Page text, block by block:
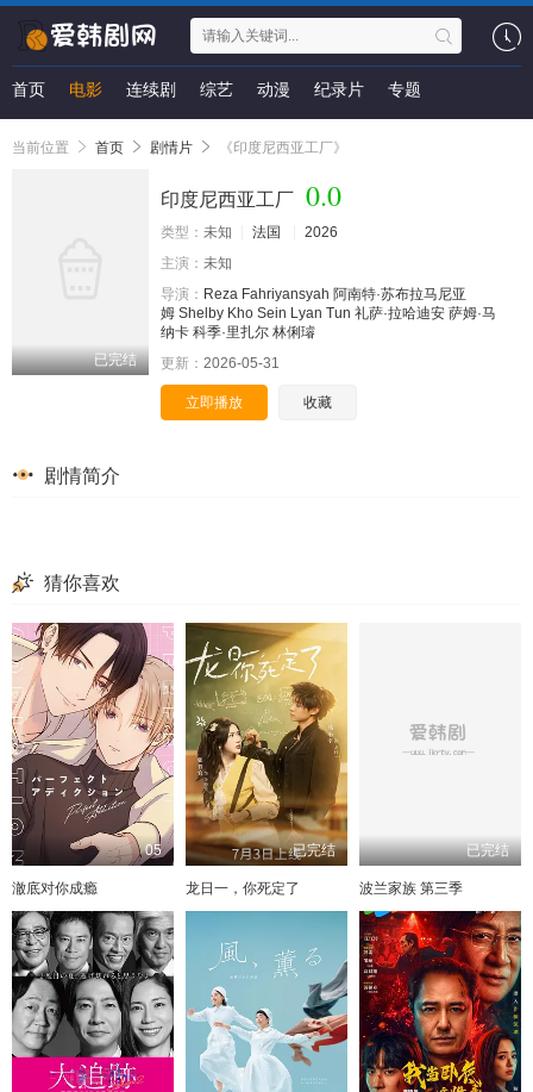
首页 电影 连续剧 综艺 动漫 纪录片 专题
当前位置 首页 剧情片 《印度尼西亚工厂》
已完结
印度尼西亚工厂 0.0
类型： 未知 法国
2026
主演： 未知
导演： Reza Fahriyansyah 阿南特·苏布拉马尼亚
姆 Shelby Kho Sein Lyan Tun 礼萨·拉哈迪安 萨姆·马
纳卡 科季·里扎尔 林俐璿
更新： 2026-05-31
立即播放 收藏
剧情简介
猜你喜欢
05
澈底对你成瘾
已完结
龙日一，你死定了
已完结
波兰家族 第三季